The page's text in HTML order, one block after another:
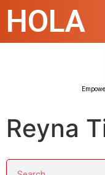
HOLA
Reyna